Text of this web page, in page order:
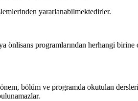
yararlanabilmektedirler.
programlarından herhangi birine
bölüm ve programda okutulan